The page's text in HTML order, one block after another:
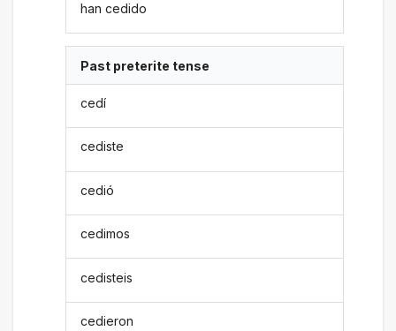
han cedido
Past preterite tense
cedí
cediste
cedió
cedimos
cedisteis
cedieron